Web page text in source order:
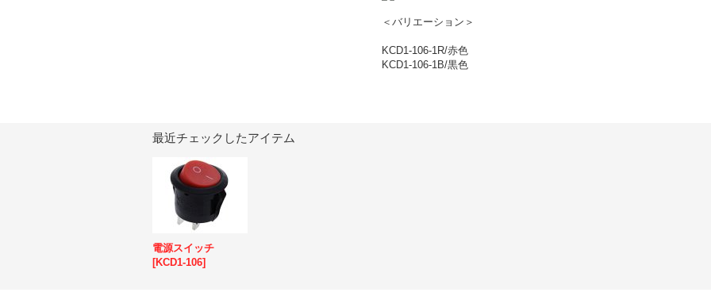
＜バリエーション＞
KCD1-106-1R/赤色
KCD1-106-1B/黒色
最近チェックしたアイテム
電源スイッチ
[KCD1-106]